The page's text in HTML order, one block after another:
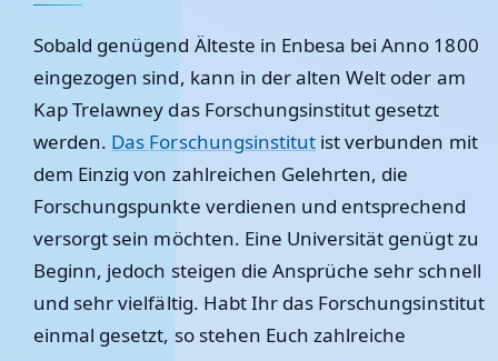
Sobald genügend Älteste in Enbesa bei Anno 1800
eingezogen sind, kann in der alten Welt oder am
Kap Trelawney das Forschungsinstitut gesetzt
werden. Das Forschungsinstitut ist verbunden mit
dem Einzig von zahlreichen Gelehrten, die
Forschungspunkte verdienen und entsprechend
versorgt sein möchten. Eine Universität genügt zu
Beginn, jedoch steigen die Ansprüche sehr schnell
und sehr vielfältig. Habt Ihr das Forschungsinstitut
einmal gesetzt, so stehen Euch zahlreiche